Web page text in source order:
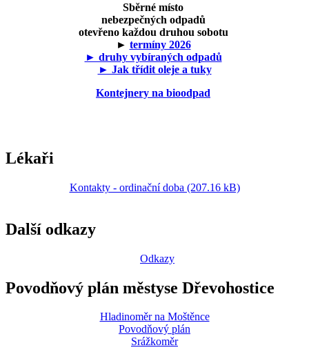
Sběrné místo
nebezpečných odpadů
otevřeno každou druhou sobotu
► termíny 2026
► druhy vybíraných odpadů
► Jak třídit oleje a tuky
Kontejnery na bioodpad
Lékaři
Kontakty - ordinační doba (207.16 kB)
Další odkazy
Odkazy
Povodňový plán městyse Dřevohostice
Hladinoměr na Moštěnce
Povodňový plán
Srážkoměr